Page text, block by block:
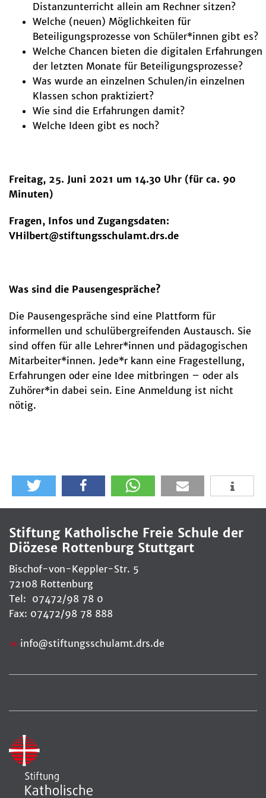
Distanzunterricht allein am Rechner sitzen?
Welche (neuen) Möglichkeiten für
Beteiligungsprozesse von Schüler*innen gibt es?
Welche Chancen bieten die digitalen Erfahrungen
der letzten Monate für Beteiligungsprozesse?
Was wurde an einzelnen Schulen/in einzelnen
Klassen schon praktiziert?
Wie sind die Erfahrungen damit?
Welche Ideen gibt es noch?
Freitag, 25. Juni 2021 um 14.30 Uhr (für ca. 90
Minuten)
Fragen, Infos und Zugangsdaten:
VHilbert@stiftungsschulamt.drs.de
Was sind die Pausengespräche?
Die Pausengespräche sind eine Plattform für
informellen und schulübergreifenden Austausch. Sie
sind offen für alle Lehrer*innen und pädagogischen
Mitarbeiter*innen. Jede*r kann eine Fragestellung,
Erfahrungen oder eine Idee mitbringen – oder als
Zuhörer*in dabei sein. Eine Anmeldung ist nicht
nötig.
Stiftung Katholische Freie Schule der
Diözese Rottenburg Stuttgart
Bischof-von-Keppler-Str. 5
72108 Rottenburg
Tel: 07472/98 78 0
Fax: 07472/98 78 888
info@stiftungsschulamt.drs.de